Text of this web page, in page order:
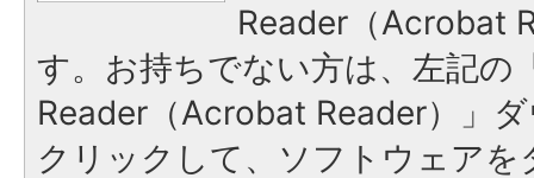
Reader（Acrobat
す。お持ちでない方は、左記の
Reader（Acrobat Reader）」
クリックして、ソフトウェア